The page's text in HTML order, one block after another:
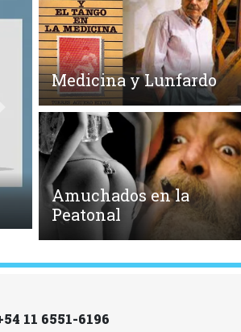
Siguiente
Medicina y Lunfardo
Amuchados en la
Peatonal
11 6551-6196